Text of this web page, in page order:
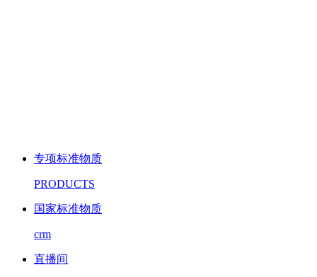
专项标准物质
PRODUCTS
国家标准物质
crm
直播间